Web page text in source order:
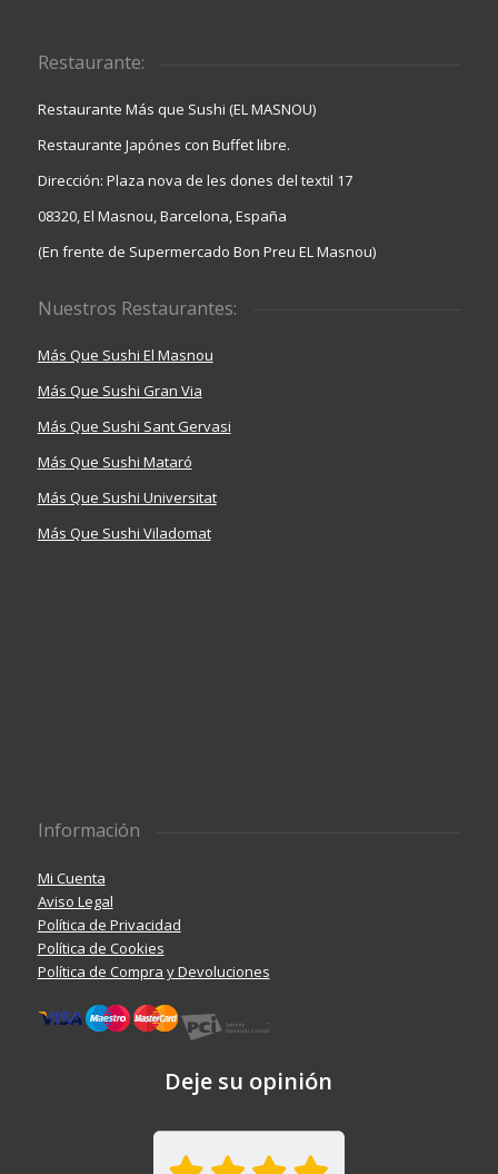
Restaurante:
Restaurante Más que Sushi (EL MASNOU)
Restaurante Japónes con Buffet libre.
Dirección: Plaza nova de les dones del textil 17
08320, El Masnou, Barcelona, España
(En frente de Supermercado Bon Preu EL Masnou)
Nuestros Restaurantes:
Más Que Sushi El Masnou
Más Que Sushi Gran Via
Más Que Sushi Sant Gervasi
Más Que Sushi Mataró
Más Que Sushi Universitat
Más Que Sushi Viladomat
Información
Mi Cuenta
Aviso Legal
Política de Privacidad
Política de Cookies
Política de Compra y Devoluciones
Deje su opinión